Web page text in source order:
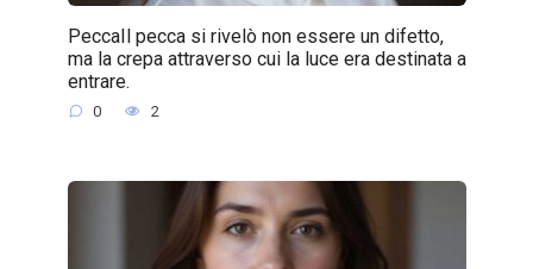
PeccaIl pecca si rivelò non essere un difetto,
ma la crepa attraverso cui la luce era destinata a
entrare.
0 2